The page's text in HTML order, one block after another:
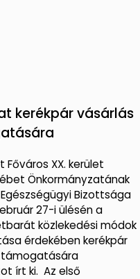
kerékpár vásárlás
Főváros XX. kerület
Önkormányzatának
Bizottsága
27-i ülésén a
közlekedési módok
érdekében kerékpár
támogatására
írt ki. Az első